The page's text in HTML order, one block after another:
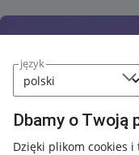
język
Dbamy o Twoją
Dzięki plikom cookies